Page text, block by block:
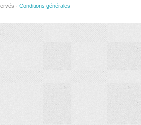
· Conditions générales